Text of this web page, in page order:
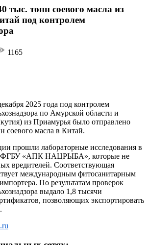
тыс. тонн соевого масла из
под контролем
1165
2025 года под контролем
по Амурской области и
из Приамурья было отправлено
соевого масла в Китай.
прошли лабораторные исследования в
ФГБУ «АПК НАЦРЫБА», которые не
вредителей. Соответствующая
международным фитосанитарным
По результатам проверок
выдало 1,8 тысячи
позволяющих экспортировать